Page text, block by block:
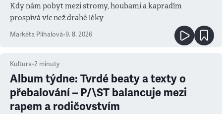
Kdy nám pobyt mezi stromy, houbami a kapradím
prospívá víc než drahé léky
Markéta Plíhalová•9. 8. 2026
Kultura•2 minuty
Album týdne: Tvrdé beaty a texty o
přebalování – P/\ST balancuje mezi
rapem a rodičovstvím